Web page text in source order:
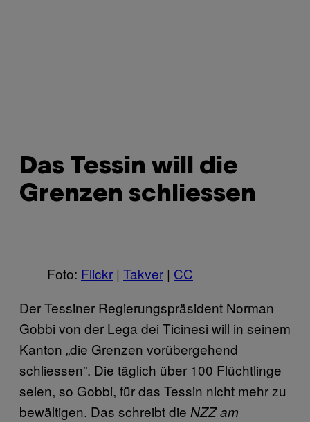
Das Tessin will die
Grenzen schliessen
Foto: Flickr | Takver | CC
Der Tessiner Regierungspräsident Norman
Gobbi von der Lega dei Ticinesi will in seinem
Kanton „die Grenzen vorübergehend
schliessen”. Die täglich über 100 Flüchtlinge
seien, so Gobbi, für das Tessin nicht mehr zu
bewältigen. Das schreibt die NZZ am